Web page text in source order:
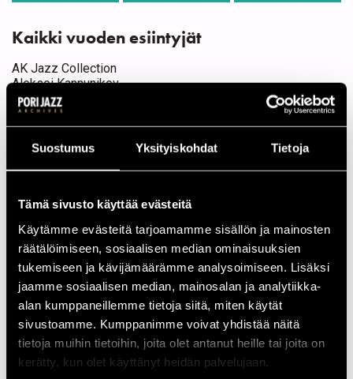
Suostumus Yksityiskohdat Tietoja
Tämä sivusto käyttää evästeitä
Käytämme evästeitä tarjoamamme sisällön ja mainosten
räätälöimiseen, sosiaalisen median ominaisuuksien
tukemiseen ja kävijämäärämme analysoimiseen. Lisäksi
jaamme sosiaalisen median, mainosalan ja analytiikka-
alan kumppaneillemme tietoja siitä, miten käytät
sivustoamme. Kumppanimme voivat yhdistää näitä
tietoja muihin tietoihin, joita olet antanut heille tai joita on
kerätty, kun olet käyttänyt heidän palvelujaan.
Kaikki vuoden esiintyjät
AK Jazz Collection
Aleksei Kannunikov
Alexei Kravchuk & Gimer Trio
Andrew Hill Trio
Angie Stone
Apus Jazz de Chile
Art Konik Band feat. Bobby Few
Benny Green
Bobby Few
Bugge Wesseltoft
Caipirinha
Chaka Khan
Clarinet All Stars feat. Ken Peplowski, Putte Wickman &
Antti Sarpila
Conjunto Cafe
David Arnay
David Arnay Band
De La Soul